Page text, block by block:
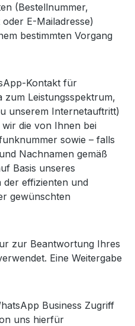
(Bestellnummer,
E-Mailadresse)
bestimmten Vorgang
Kontakt für
zum Leistungsspektrum,
unserem Internetauftritt)
die von Ihnen bei
sowie – falls
Nachnamen gemäß
Basis unseres
der effizienten und
gewünschten
zur Beantwortung Ihres
Eine Weitergabe
Business Zugriff
uns hierfür